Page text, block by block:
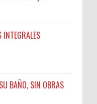
INTEGRALES
BAÑO, SIN OBRAS